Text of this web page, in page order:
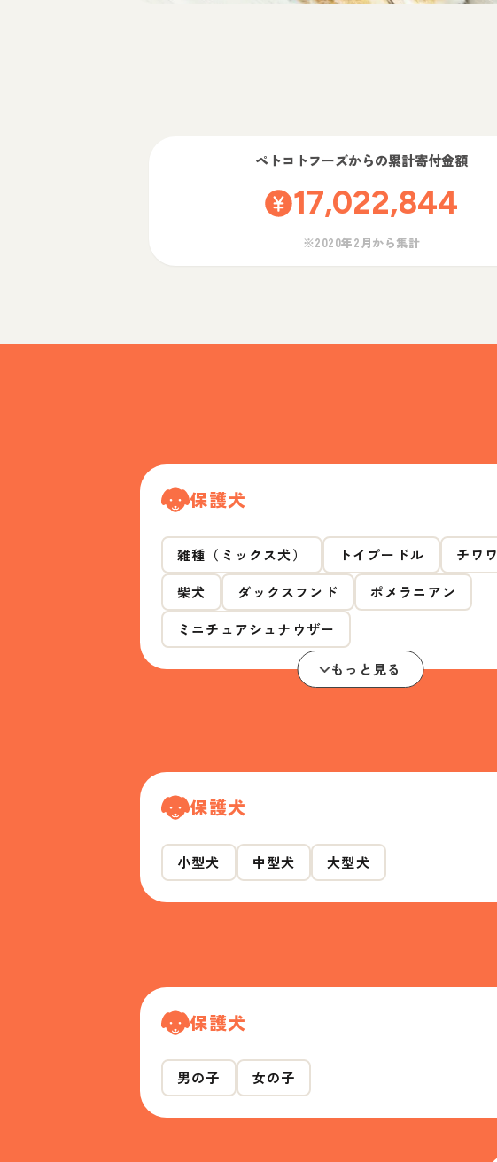
ペトコトフーズからの累計寄付金額
17,022,844
※2020年2月から集計
保護犬
雑種（ミックス犬） トイプードル
チワワ
柴犬
ダックスフンド
ポメラニアン
ミニチュアシュナウザー
もっと見る
保護犬
小型犬 中型犬 大型犬
保護犬
男の子 女の子